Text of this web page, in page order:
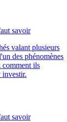
savoir
valant plusieurs
des phénomènes
comment ils
investir.
savoir